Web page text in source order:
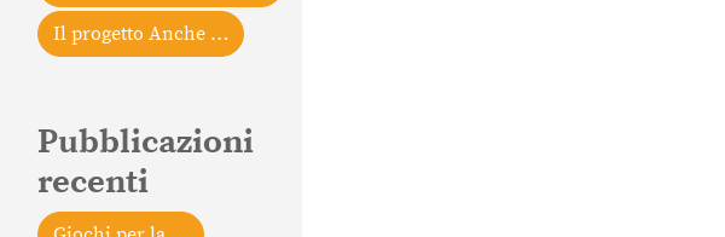
Il progetto Anche …
Pubblicazioni
recenti